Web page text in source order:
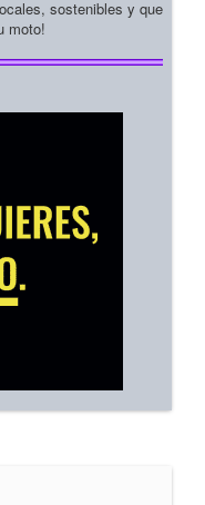
sostenibles y que
moto!